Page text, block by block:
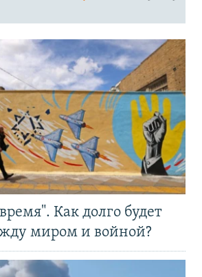
Как долго будет
миром и войной?